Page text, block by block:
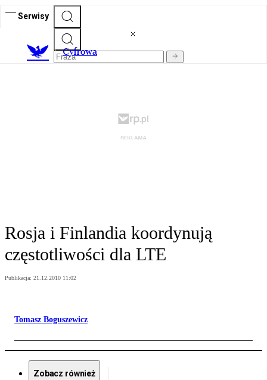
Serwisy
Cyfrowa
Rosja i Finlandia koordynują
częstotliwości dla LTE
Publikacja: 21.12.2010 11:02
Tomasz Boguszewicz
Zobacz również